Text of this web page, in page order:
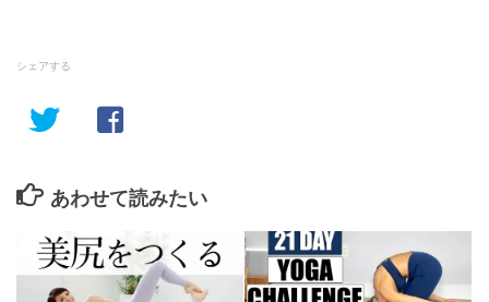
シェアする
あわせて読みたい